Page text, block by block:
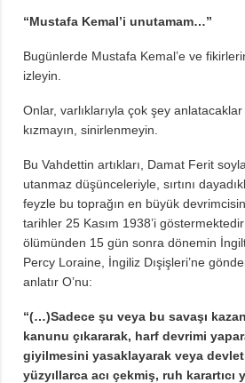
“Mustafa Kemal’i unutamam…”
Bugünlerde Mustafa Kemal’e ve
izleyin.
Onlar, varlıklarıyla çok şey
kızmayın, sinirlenmeyin.
Bu Vahdettin artıkları, Damat Ferit
utanmaz düşünceleriyle, sırtını
feyzle bu toprağın en büyük
tarihler 25 Kasım 1938’i
ölümünden 15 gün sonra dönemin
Percy Loraine, İngiliz Dışişleri’ne
anlatır O’nu:
“(…)Sadece şu veya bu savaşı
kanunu çıkararak, harf devrimi
giyilmesini yasaklayarak veya
yüzyıllarca acı çekmiş, ruh karartıcı